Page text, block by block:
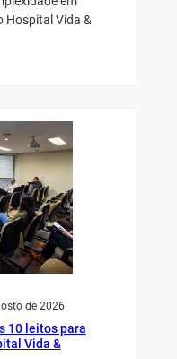
Hospital Vida &
de 2026
10 leitos para
Vida &